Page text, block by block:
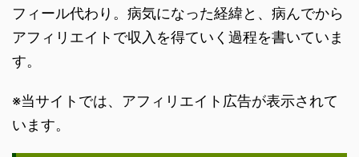
フィール代わり。病気になった経緯と、病んでから
アフィリエイトで収入を得ていく過程を書いていま
す。
※当サイトでは、アフィリエイト広告が表示されて
います。